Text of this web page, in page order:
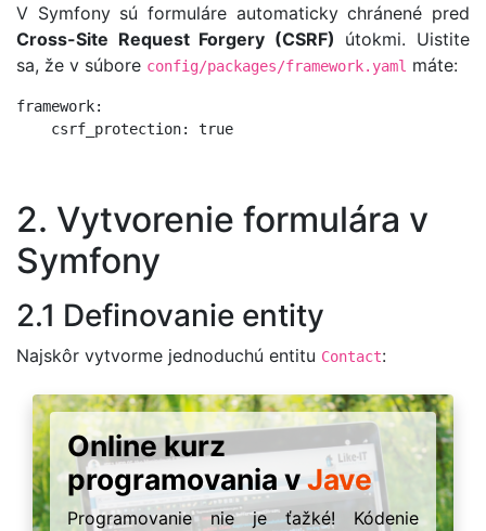
V Symfony sú formuláre automaticky chránené pred
Cross-Site Request Forgery (CSRF) útokmi. Uistite
sa, že v súbore config/packages/framework.yaml máte:
framework:
2. Vytvorenie formulára v
Symfony
2.1 Definovanie entity
Najskôr vytvorme jednoduchú entitu Contact:
Online kurz
programovania vJave
Programovanie nie je ťažké! Kódenie